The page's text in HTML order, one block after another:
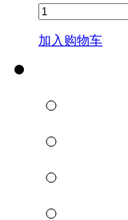
加入购物车